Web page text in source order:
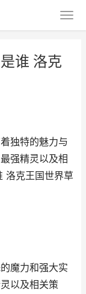
谁 洛克
独特的魅力与
强精灵以及相
洛克王国世界草
魔力和强大实
以及相关策